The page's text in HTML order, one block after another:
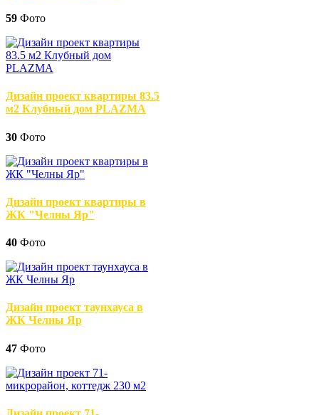
59 Фото
Дизайн проект квартиры 83.5
м2 Клубный дом PLAZMA
30 Фото
Дизайн проект квартиры в
ЖК "Челны Яр"
40 Фото
Дизайн проект таунхауса в
ЖК Челны Яр
47 Фото